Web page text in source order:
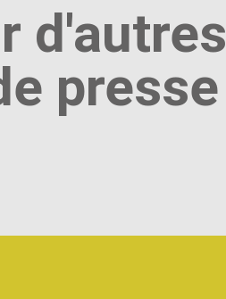
d'autres
presse